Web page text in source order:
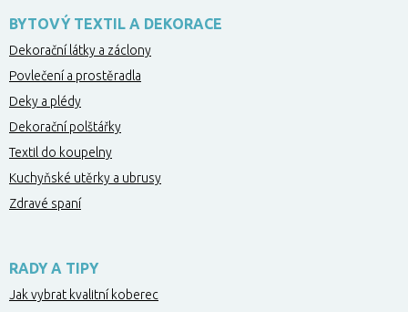
BYTOVÝ TEXTIL A DEKORACE
Dekorační látky a záclony
Povlečení a prostěradla
Deky a plédy
Dekorační polštářky
Textil do koupelny
Kuchyňské utěrky a ubrusy
Zdravé spaní
RADY A TIPY
Jak vybrat kvalitní koberec